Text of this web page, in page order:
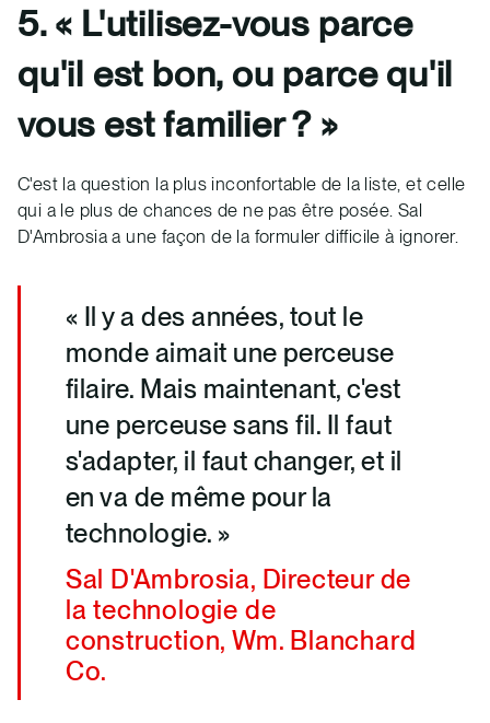
5. « L'utilisez-vous parce
qu'il est bon, ou parce qu'il
vous est familier ? »
C'est la question la plus inconfortable de la liste, et celle
qui a le plus de chances de ne pas être posée. Sal
D'Ambrosia a une façon de la formuler difficile à ignorer.
« Il y a des années, tout le
monde aimait une perceuse
filaire. Mais maintenant, c'est
une perceuse sans fil. Il faut
s'adapter, il faut changer, et il
en va de même pour la
technologie. »
Sal D'Ambrosia, Directeur de
la technologie de
construction, Wm. Blanchard
Co.